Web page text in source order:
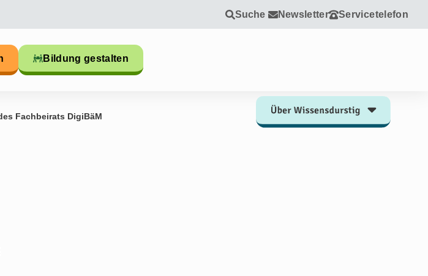
Suche Newsletter Servicetelefon
Bildung gestalten
Fachbeirats DigiBäM